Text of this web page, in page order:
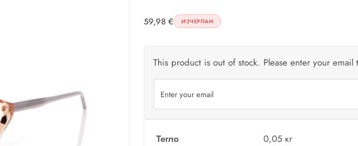
59,98 € ИЗЧЕРПАН
This product is out of stock. Please enter your
Тегло
0,05 кг